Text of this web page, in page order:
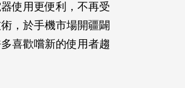
使用更便利，不再受
，於手機市場開疆闢
喜歡嚐新的使用者趨